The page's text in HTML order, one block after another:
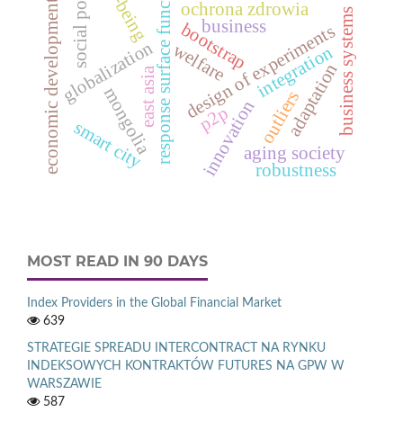
design of experiments
response surface functionbootstrap
ochrona zdrowia
integration
business
globalization business systems
innovationaging society
east asia
social policy welfare
mongolia
economic development adaptation
smart city p2p outliers
robustness
MOST READ IN 90 DAYS
Index Providers in the Global Financial Market
639
STRATEGIE SPREADU INTERCONTRACT NA RYNKU
INDEKSOWYCH KONTRAKTÓW FUTURES NA GPW W
WARSZAWIE
587